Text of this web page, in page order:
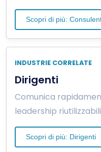
Scopri di più:
INDUSTRIE CORRELATE
Dirigenti
Comunica
leadership
Scopri di più: Dirigenti